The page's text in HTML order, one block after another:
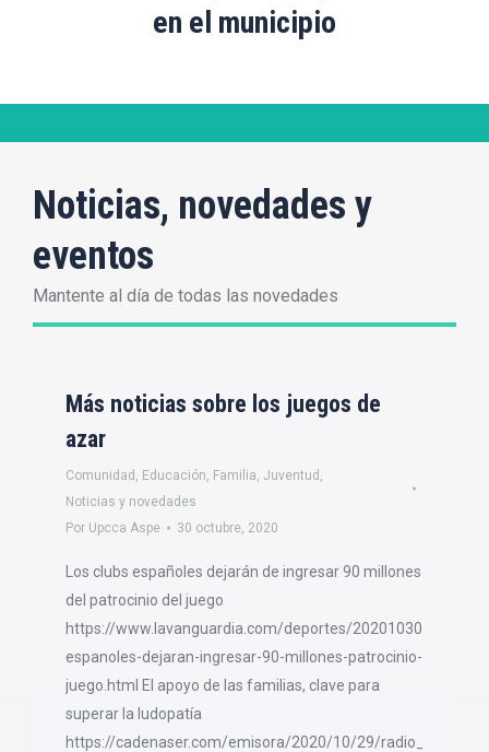
en el municipio
Noticias, novedades y
eventos
Mantente al día de todas las novedades
Más noticias sobre los juegos de
azar
Comunidad , Educación, Familia, Juventud ,
Noticias y novedades
Por Upcca Aspe 30 octubre, 2020
Los clubs españoles dejarán de ingresar 90 millones
del patrocinio del juego
https://www.lavanguardia.com/deportes/20201030/
espanoles-dejaran-ingresar-90-millones-patrocinio-
juego.html El apoyo de las familias, clave para
superar la ludopatía
https://cadenaser.com/emisora/2020/10/29/